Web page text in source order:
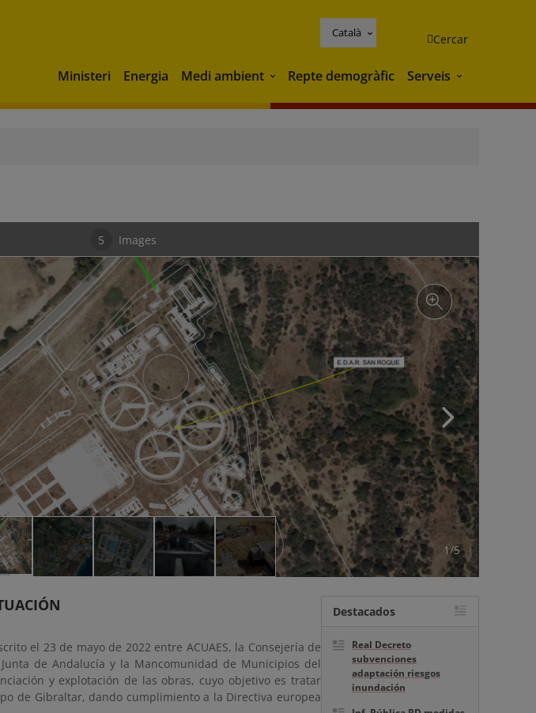
Català Cercar
Ministeri Energia Medi ambient Medi ambient
Repte demogràfic Serveis Serveis
5 Images
1/5
el 23 de mayo de 2022 entre ACUAES, la Consejería de
de Andalucía y la Mancomunidad de Municipios del
y explotación de las obras, cuyo objetivo es tratar
de Gibraltar, dando cumplimiento a la Directiva europea
Destacados
Real Decreto
subvenciones
adaptación riesgos
inundación